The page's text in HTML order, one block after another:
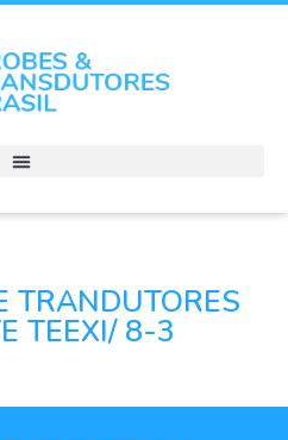
TRANDUTORES
TEEXI/ 8-3